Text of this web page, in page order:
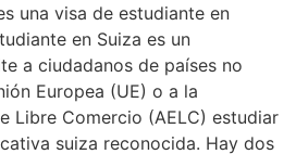
una visa de estudiante en
en Suiza es un
a ciudadanos de países no
Europea (UE) o a la
Libre Comercio (AELC) estudiar
suiza reconocida. Hay dos